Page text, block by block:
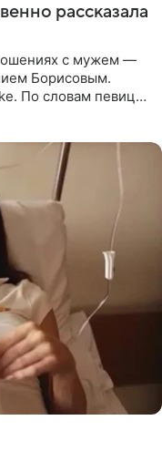
рассказала
с мужем —
Борисовым.
По словам певицы,